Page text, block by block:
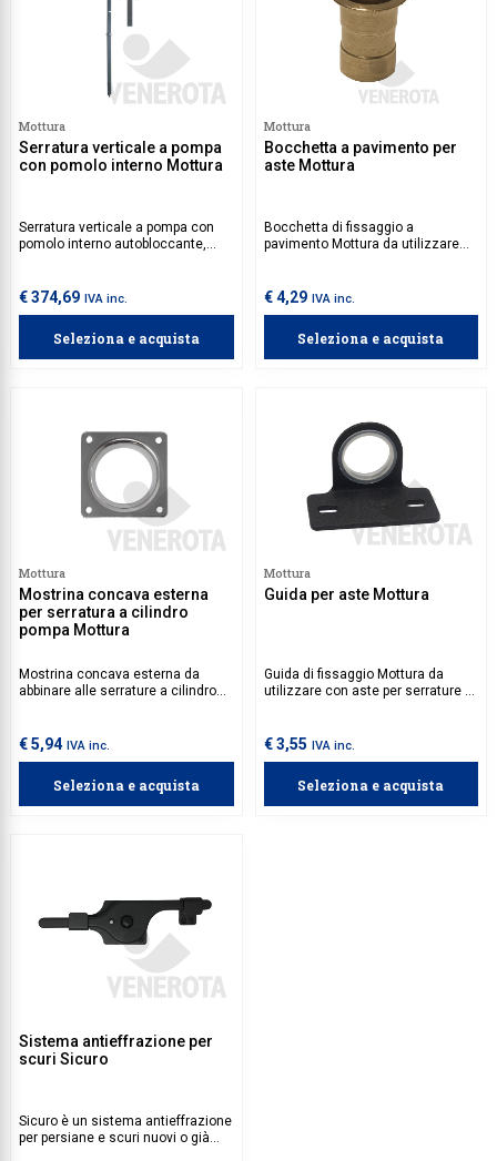
Mottura
Serratura verticale a pompa
con pomolo interno Mottura
Serratura verticale a pompa con
pomolo interno autobloccante,
cilindro di sicurezza e
€ 374,69 IVA inc.
Seleziona e acquista
Mottura
Bocchetta a pavimento per
aste Mottura
Bocchetta di fissaggio a
pavimento Mottura da utilizzare
€ 4,29 IVA inc.
Seleziona e acquista
Mottura
Mostrina concava esterna
per serratura a cilindro
pompa Mottura
Mostrina concava esterna da
abbinare alle serrature a cilindro
€ 5,94 IVA inc.
Seleziona e acquista
Mottura
Guida per aste Mottura
Guida di fissaggio Mottura da
utilizzare con aste per serrature a
€ 3,55 IVA inc.
Seleziona e acquista
Sistema antieffrazione per
scuri Sicuro
Sicuro è un sistema antieffrazione
per persiane e scuri nuovi o già